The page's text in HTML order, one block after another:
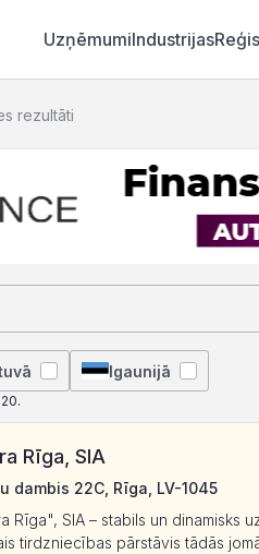
UzņēmumiIndustrijas
rezultāti
Igaunijā
Rīga, SIA
dambis 22C, Rīga, LV-1045
Rīga", SIA – stabils un dinamisks
tirdzniecības pārstāvis tādās